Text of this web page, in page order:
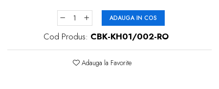
ADAUGA IN COS
Cod Produs: CBK-KH01/002-RO
Adauga la Favorite